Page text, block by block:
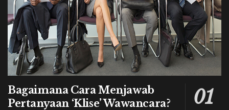
Bagaimana Cara Menjawab
Pertanyaan ‘Klise’ Wawancara?